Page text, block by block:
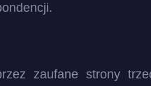
zaufane strony